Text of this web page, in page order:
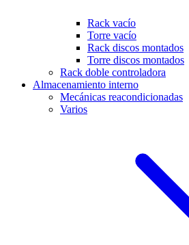
Rack vacío
Torre vacío
Rack discos montados
Torre discos montados
Rack doble controladora
Almacenamiento interno
Mecánicas reacondicionadas
Varios